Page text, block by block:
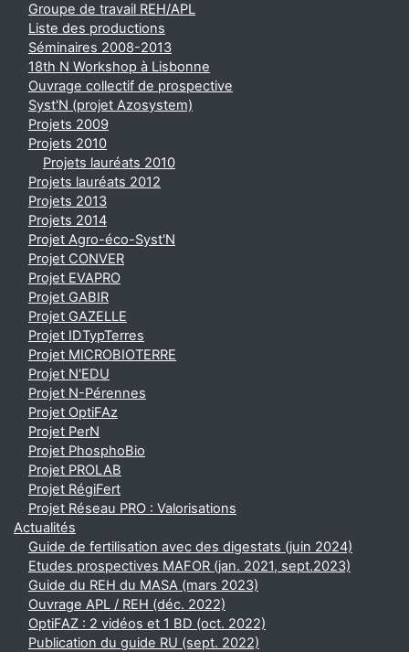
Groupe de travail REH/APL
Liste des productions
Séminaires 2008-2013
18th N Workshop à Lisbonne
Ouvrage collectif de prospective
Syst'N (projet Azosystem)
Projets 2009
Projets 2010
Projets lauréats 2010
Projets lauréats 2012
Projets 2013
Projets 2014
Projet Agro-éco-Syst'N
Projet CONVER
Projet EVAPRO
Projet GABIR
Projet GAZELLE
Projet IDTypTerres
Projet MICROBIOTERRE
Projet N'EDU
Projet N-Pérennes
Projet OptiFAz
Projet PerN
Projet PhosphoBio
Projet PROLAB
Projet RégiFert
Projet Réseau PRO : Valorisations
Actualités
Guide de fertilisation avec des digestats (juin 2024)
Etudes prospectives MAFOR (jan. 2021, sept.2023)
Guide du REH du MASA (mars 2023)
Ouvrage APL / REH (déc. 2022)
OptiFAZ : 2 vidéos et 1 BD (oct. 2022)
Publication du guide RU (sept. 2022)